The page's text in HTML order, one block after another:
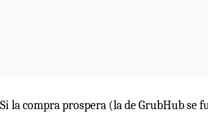
Si la compra prospera (la de GrubHub